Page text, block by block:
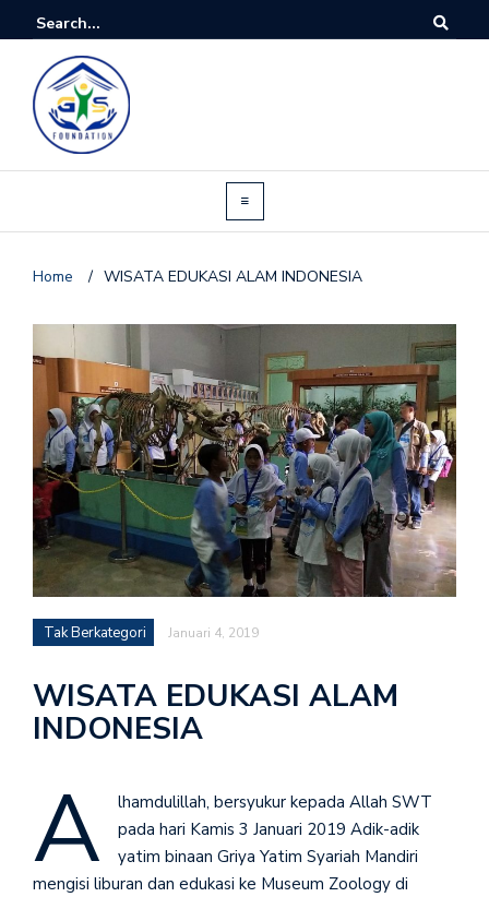
Home / WISATA EDUKASI ALAM INDONESIA
Tak Berkategori Januari 4, 2019
WISATA EDUKASI ALAM
INDONESIA
A
lhamdulillah, bersyukur kepada Allah SWT
pada hari Kamis 3 Januari 2019 Adik-adik
yatim binaan Griya Yatim Syariah Mandiri
mengisi liburan dan edukasi ke Museum Zoology di